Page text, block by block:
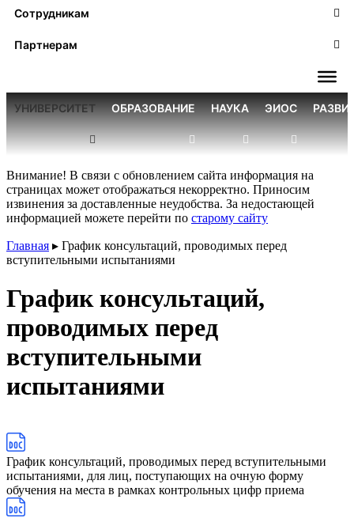
Сотрудникам
Партнерам
УНИВЕРСИТЕТ ОБРАЗОВАНИЕ НАУКА ЭИОС
Внимание! В связи с обновлением сайта информация на
страницах может отображаться некорректно. Приносим
извинения за доставленные неудобства. За недостающей
информацией можете перейти по старому сайту
Главная ▸ График консультаций, проводимых перед
вступительными испытаниями
График консультаций,
проводимых перед
вступительными
испытаниями
График консультаций, проводимых перед вступительными
испытаниями, для лиц, поступающих на очную форму
обучения на места в рамках контрольных цифр приема